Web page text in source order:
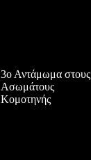
3ο Αντάμωμα στους
Ασωμάτους
Κομοτηνής